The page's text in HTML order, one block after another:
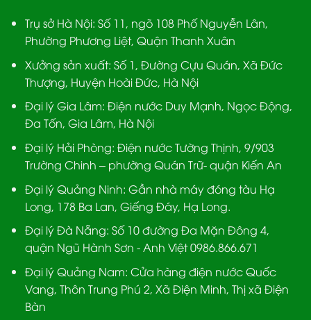
Trụ sở Hà Nội: Số 11, ngõ 108 Phố Nguyễn Lân,
Phường Phương Liệt, Quận Thanh Xuân
Xưởng sản xuất: Số 1, Đường Cựu Quán, Xã Đức
Thượng, Huyện Hoài Đức, Hà Nội
Đại lý Gia Lâm: Điện nước Duy Mạnh, Ngọc Động,
Đa Tốn, Gia Lâm, Hà Nội
Đại lý Hải Phòng: Điện nước Tường Thịnh, 9/903
Trường Chinh – phường Quán Trữ- quận Kiến An
Đại lý Quảng Ninh: Gần nhà máy đóng tàu Hạ
Long, 178 Ba Lan, Giếng Đáy, Hạ Long.
Đại lý Đà Nẵng: Số 10 đường Đa Mặn Đông 4,
quận Ngũ Hành Sơn - Anh Việt 0986.866.671
Đại lý Quảng Nam: Cửa hàng điện nước Quốc
Vang, Thôn Trung Phú 2, Xã Điện Minh, Thị xã Điện
Bàn